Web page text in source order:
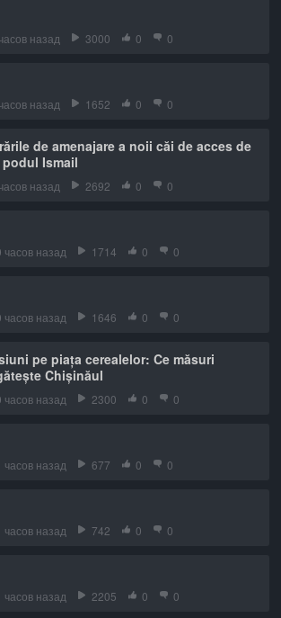
назад 3000 0 0
назад 1652 0 0
de amenajare a noii căi de acces de
Ismail
назад 2692 0 0
часов назад 1714 0 0
часов назад 1646 0 0
pe piața cerealelor: Ce măsuri
Chișinăul
часов назад 2300 0 0
часов назад 677 0 0
часов назад 742 0 0
часов назад 2205 0 0